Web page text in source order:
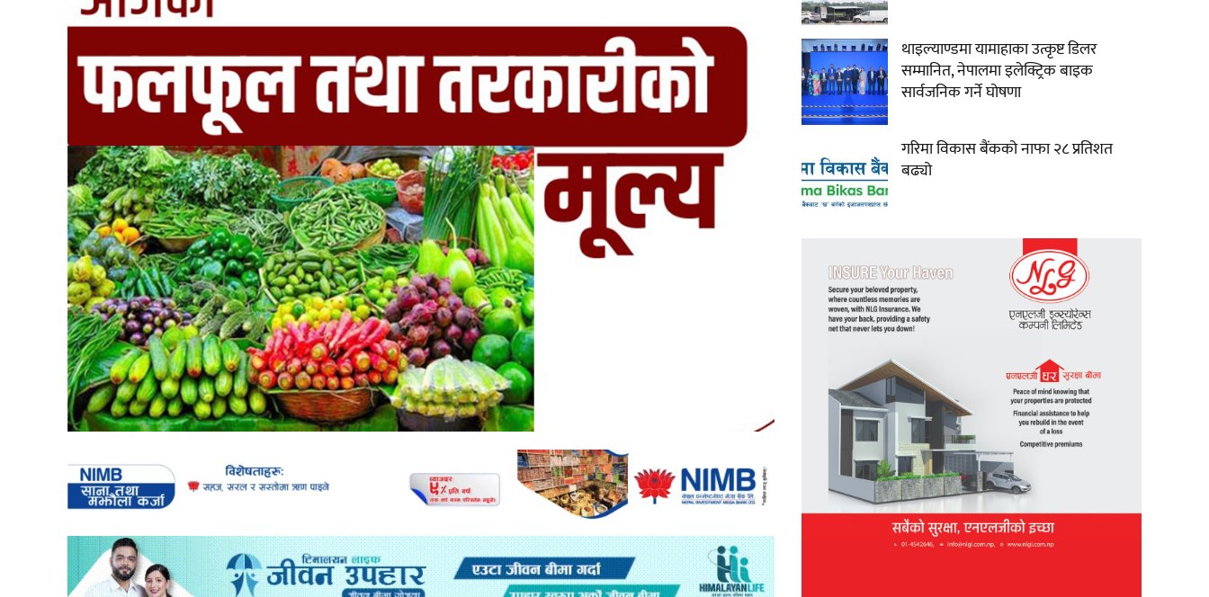
थाइल्याण्डमा यामाहाका उत्कृष्ट डिलर
सम्मानित, नेपालमा इलेक्ट्रिक बाइक
सार्वजनिक गर्ने घोषणा
गरिमा विकास बैंकको नाफा २८ प्रतिशत
बढ्यो